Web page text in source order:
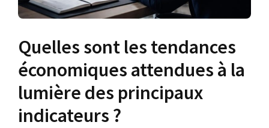
Quelles sont les tendances
économiques attendues à la
lumière des principaux
indicateurs ?